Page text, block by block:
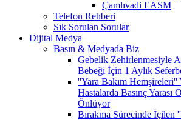
Çamlıvadi EASM
Telefon Rehberi
Sık Sorulan Sorular
Dijital Medya
Basın & Medyada Biz
Gebelik Zehirlenmesiyle
Bebeği İçin 1 Aylık
''Yara Bakım Hemşireleri''
Hastalarda Basınç Yarası
Önlüyor
Bırakma Sürecinde İçilen